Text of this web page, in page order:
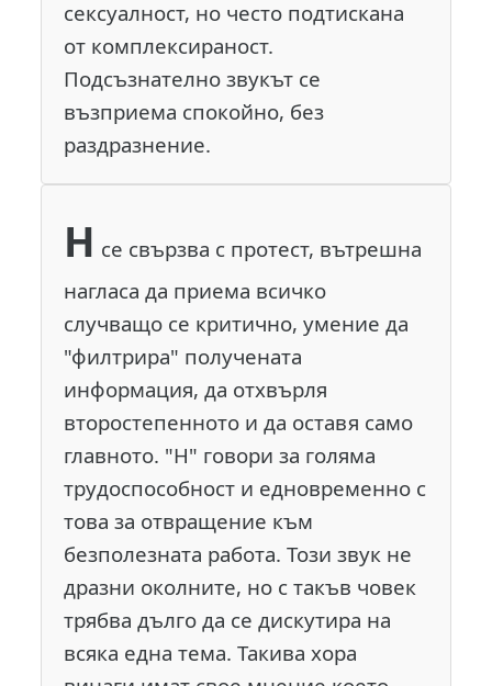
сексуалност, но често подтискана
от комплексираност.
Подсъзнателно звукът се
възприема спокойно, без
раздразнение.
Н се свързва с протест, вътрешна
нагласа да приема всичко
случващо се критично, умение да
"филтрира" получената
информация, да отхвърля
второстепенното и да оставя само
главното. "Н" говори за голяма
трудоспособност и едновременно с
това за отвращение към
безполезната работа. Този звук не
дразни околните, но с такъв човек
трябва дълго да се дискутира на
всяка една тема. Такива хора